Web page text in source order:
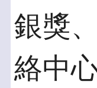
銀獎
絡中